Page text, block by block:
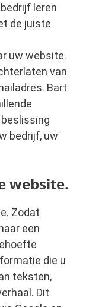
leren
de juiste
uw website.
van
Bart
bedrijf, uw
website.
Zodat
een
die u
teksten,
Dit